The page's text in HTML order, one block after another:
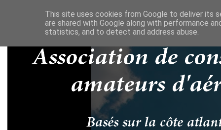
This site uses cookies from Google to deliver its
are shared with Google along with performance
statistics, and to detect and address abuse.